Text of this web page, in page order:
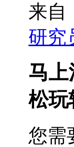
来自
研究
马上
松玩
您需